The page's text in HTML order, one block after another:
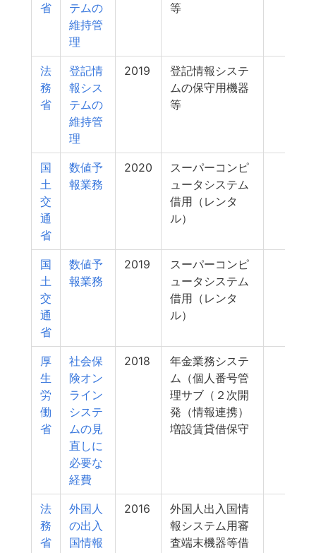
省
テムの
維持管
理
等
法
務
省
登記情
報シス
テムの
維持管
理
2019
登記情報システ
ムの保守用機器
等
国
土
交
通
省
数値予
報業務
2020
スーパーコンピ
ュータシステム
借用（レンタ
ル）
国
土
交
通
省
数値予
報業務
2019
スーパーコンピ
ュータシステム
借用（レンタ
ル）
厚
生
労
働
省
社会保
険オン
ライン
システ
ムの見
直しに
必要な
経費
2018
年金業務システ
ム（個人番号管
理サブ（２次開
発（情報連携）
増設賃貸借保守
法
務
省
外国人
の出入
国情報
2016
外国人出入国情
報システム用審
査端末機器等借